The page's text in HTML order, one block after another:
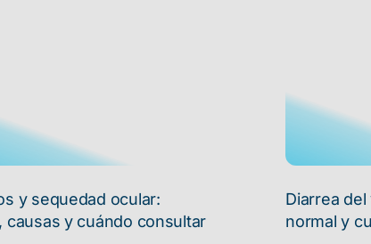
y sequedad ocular:
causas y cuándo consultar
Diarrea
normal y